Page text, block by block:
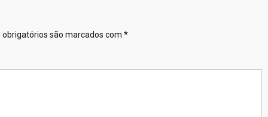
obrigatórios são marcados com *